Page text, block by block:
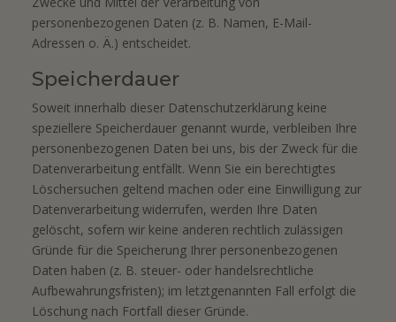
personenbezogenen Daten (z. B. Namen, E-Mail-
Adressen o. Ä.) entscheidet.
Speicherdauer
Soweit innerhalb dieser Datenschutzerklärung keine
speziellere Speicherdauer genannt wurde, verbleiben Ihre
personenbezogenen Daten bei uns, bis der Zweck für die
Datenverarbeitung entfällt. Wenn Sie ein berechtigtes
Löschersuchen geltend machen oder eine Einwilligung zur
Datenverarbeitung widerrufen, werden Ihre Daten
gelöscht, sofern wir keine anderen rechtlich zulässigen
Gründe für die Speicherung Ihrer personenbezogenen
Daten haben (z. B. steuer- oder handelsrechtliche
Aufbewahrungsfristen); im letztgenannten Fall erfolgt die
Löschung nach Fortfall dieser Gründe.